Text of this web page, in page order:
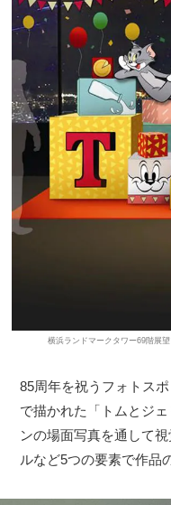
横浜ランドマークタワー69階展
85周年を祝うフォトス
で描かれた「トムとジ
ンの場面写真を通して
ルなど5つの要素で作品